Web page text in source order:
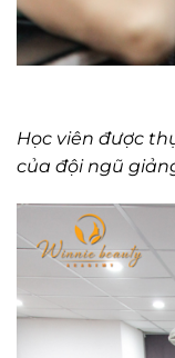
Học viên được
của đội ngũ